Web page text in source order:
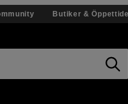
Butiker &